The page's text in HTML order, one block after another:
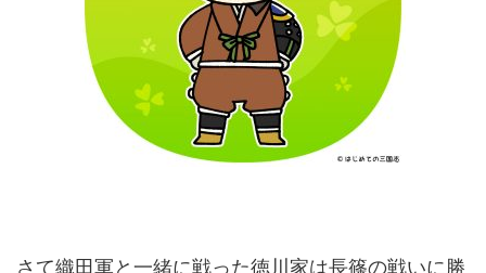
さて織田軍と一緒に戦った徳川家は長篠の戦いに勝